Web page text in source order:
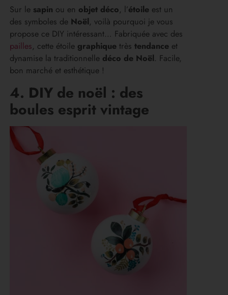
Sur le sapin ou en objet déco, l’étoile est un
des symboles de Noël, voilà pourquoi je vous
propose ce DIY intéressant… Fabriquée avec des
pailles, cette étoile graphique trèstendance et
dynamise la traditionnelle déco de Noël. Facile,
bon marché et esthétique !
4. DIY de noël : des
boules esprit vintage